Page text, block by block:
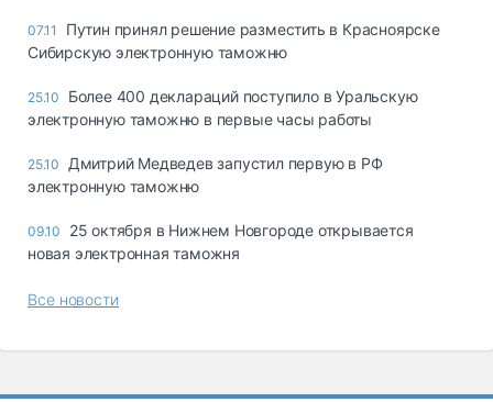
07.11
Путин принял решение разместить в Красноярске
Сибирскую электронную таможню
25.10
Более 400 деклараций поступило в Уральскую
электронную таможню в первые часы работы
25.10
Дмитрий Медведев запустил первую в РФ
электронную таможню
09.10
25 октября в Нижнем Новгороде открывается
новая электронная таможня
Все новости